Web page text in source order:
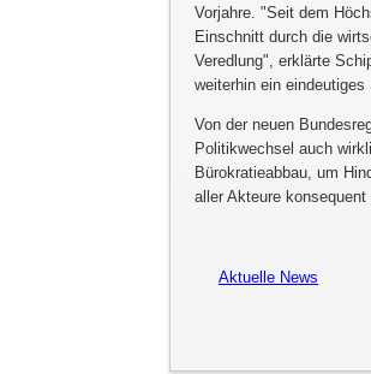
Vorjahre.
Seit dem
Einschnitt durch die
Veredlung , erklärte
weiterhin ein
Von der neuen
Politikwechsel auch
Bürokratieabbau, um
aller Akteure
Aktuelle News